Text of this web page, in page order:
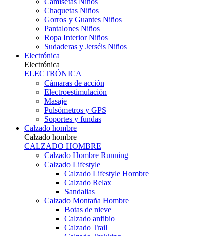
Chaquetas Niños
Gorros y Guantes Niños
Pantalones Niños
Ropa Interior Niños
Sudaderas y Jerséis Niños
Electrónica
Electrónica
ELECTRÓNICA
Cámaras de acción
Electroestimulación
Masaje
Pulsómetros y GPS
Soportes y fundas
Calzado hombre
Calzado hombre
CALZADO HOMBRE
Calzado Hombre Running
Calzado Lifestyle
Calzado Lifestyle Hombre
Calzado Relax
Sandalias
Calzado Montaña Hombre
Botas de nieve
Calzado anfibio
Calzado Trail